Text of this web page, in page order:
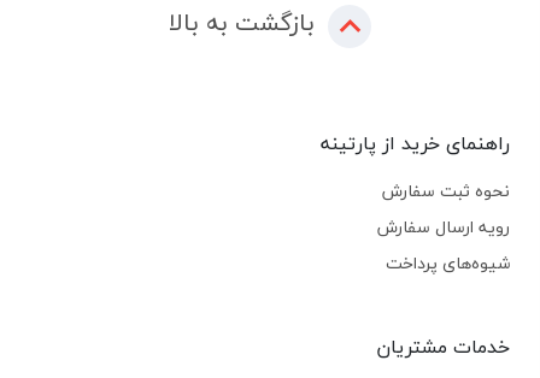
بازگشت به بالا
راهنمای خرید از پارتینه
نحوه ثبت سفارش
رویه ارسال سفارش
شیوه‌های پرداخت
خدمات مشتریان